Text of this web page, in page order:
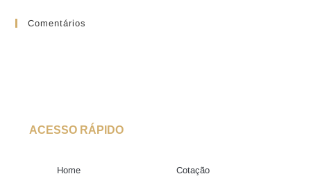
Comentários
ACESSO RÁPIDO
Home Cotação